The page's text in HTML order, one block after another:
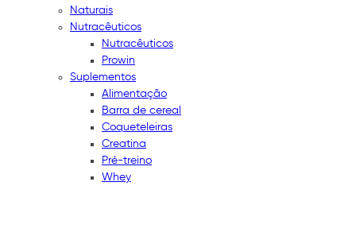
Naturais
Nutracêuticos
Nutracêuticos
Prowin
Suplementos
Alimentação
Barra de cereal
Coqueteleiras
Creatina
Pré-treino
Whey